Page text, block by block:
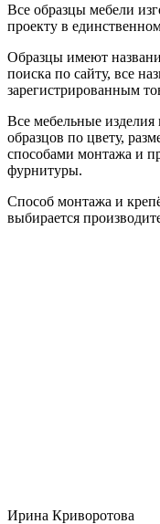
Все образцы мебели
проекту в
Образцы имеют
поиска по сайту, все
зарегистрированным
Все мебельные изделия
образцов по цвету,
способами монтажа и
фурнитуры.
Способ монтажа и
выбирается
Ирина Криворотова